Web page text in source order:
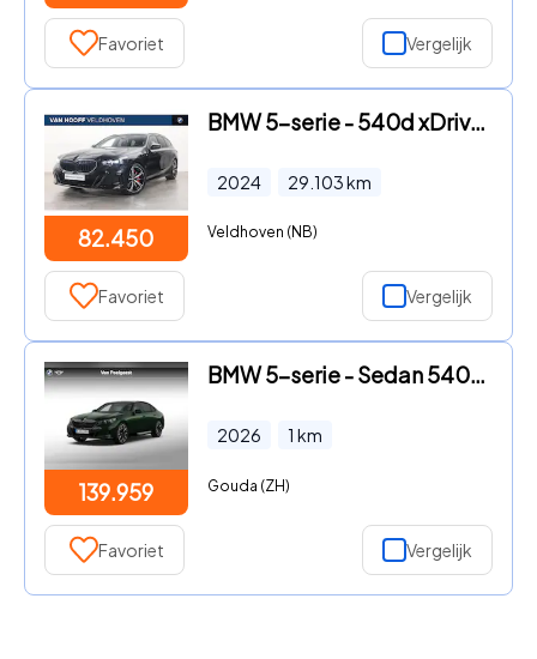
Favoriet Vergelijk
82.450
BMW 5-serie - 540d xDrive M Sport High Executive Automaat / Panoramadak /
2024 29.103km
Veldhoven (NB)
Favoriet Vergelijk
139.959
BMW 5-serie - Sedan 540d xDrive | M Sportpakket Pro | Innovation Pack | Tr
2026 1 km
Gouda (ZH)
Favoriet Vergelijk